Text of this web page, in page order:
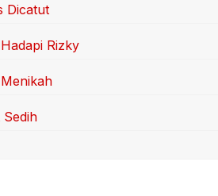
Dicatut
Rizky